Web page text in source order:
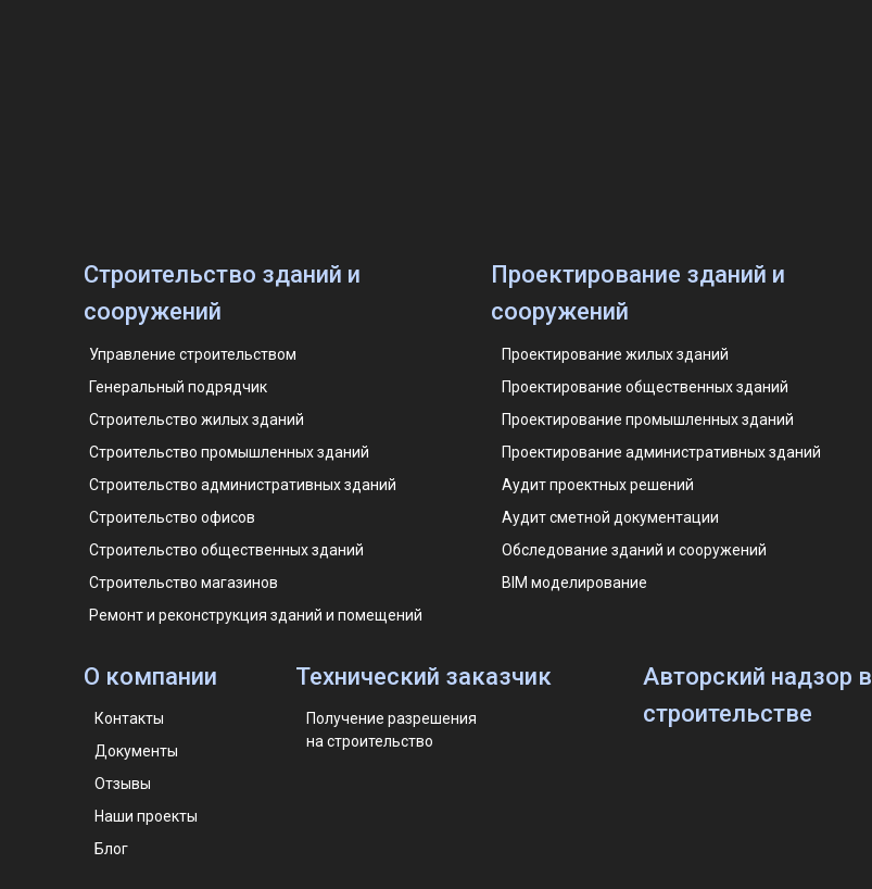
Технический заказчик
Получение разрешения
на строительство
Строительство зданий и
сооружений
О компании
Отзывы
Документы
Контакты
Наши проекты
Ремонт и реконструкция зданий и помещений
Строительство магазинов
Строительство общественных зданий
Строительство офисов
Строительство административных зданий
Строительство промышленных зданий
Строительство жилых зданий
Генеральный подрядчик
Управление строительством
Блог
Авторский надзор в
строительстве
Проектирование зданий и
сооружений
BIM моделирование
Обследование зданий и сооружений
Аудит сметной документации
Аудит проектных решений
Проектирование промышленных зданий
Проектирование общественных зданий
Проектирование жилых зданий
Проектирование административных зданий